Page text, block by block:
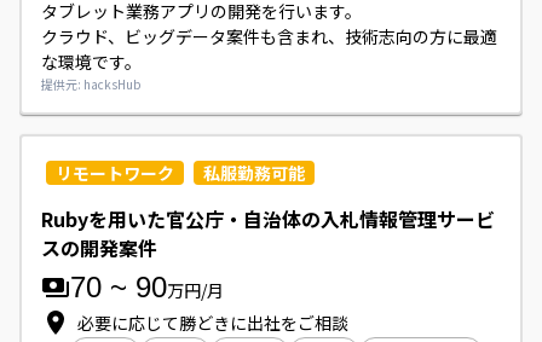
タブレット業務アプリの開発を行います。
クラウド、ビッグデータ案件も含まれ、技術志向の方に最適
な環境です。
提供元: hacksHub
リモートワーク 私服勤務可能
Rubyを用いた官公庁・自治体の入札情報管理サービ
スの開発案件
70 ~ 90万円/月
必要に応じて勝どきに出社をご相談